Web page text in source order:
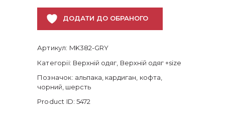
ДОДАТИ ДО ОБРАНОГО
Артикул: MK382-GRY
Категорії: Верхній одяг Верхній одяг +size
Позначок: альпака кардиган кофта
чорний шерсть
Product ID:5472